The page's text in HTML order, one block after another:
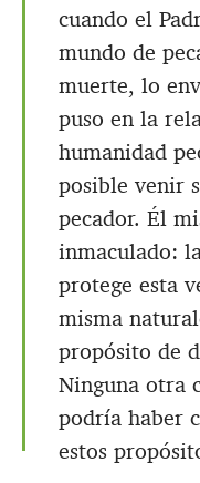
cuando el
mundo de
muerte, lo
puso en la
humanidad
posible venir
pecador. Él
inmaculado:
protege esta
misma
propósito de
Ninguna otra
podría haber
estos